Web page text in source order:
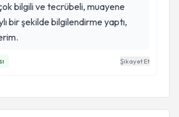
bilgili ve tecrübeli, muayene
bir şekilde bilgilendirme yaptı,
Şikayet Et